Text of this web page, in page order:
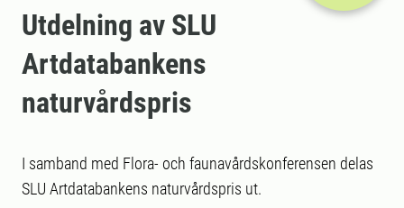
Utdelning av SLU
Artdatabankens
naturvårdspris
I samband med Flora- och faunavårdskonferensen delas
SLU Artdatabankens naturvårdspris ut.